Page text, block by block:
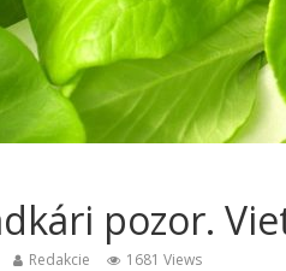
pozor.
Redakcie 1681 Views